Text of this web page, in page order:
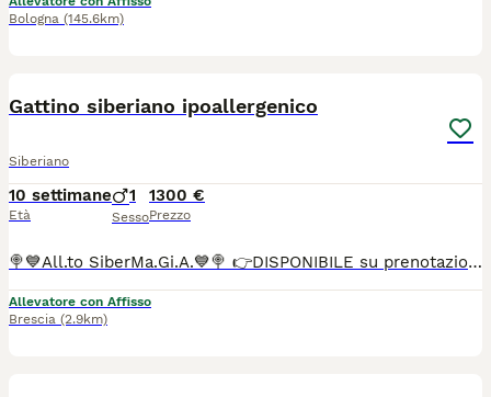
Bologna (145.6km)
Gattino siberiano ipoallergenico
Siberiano
10 settimane
Età
1
Sesso
1300 €
Prezzo
🍭💙All.to SiberMa.Gi.A.💙🍭 👉DISPONIBILE su prenotazione siberiano tradizionale!🌟🐱🌟 Maschio 🩵 ♥️Potranno lasciare l'allevamento dai 90 gg con: 📌Chip 📌Vaccini 📌Profilassi antielmintica completa 📌Snap giardia negativo 📌Coprologico per flottazione negativo 📌profilassi antiparassitaria in corso di validità 📌libretto sanitario 📌certificato di buona salute 📌pedigree RICONOSCIUTO DAL MINISTERO delle politiche agricole 📌copia degli esami Hcm, pkd, Pkdef dei genitori.♥️ 📌Assistenza all' inserimento in famiglia 📌 Assistenza alla nutrizione ♦️Abituati in contesto domestico e famigliare, abituati ai cani, altri gatti e bambini♦️
Allevatore con Affisso
Brescia (2.9km)